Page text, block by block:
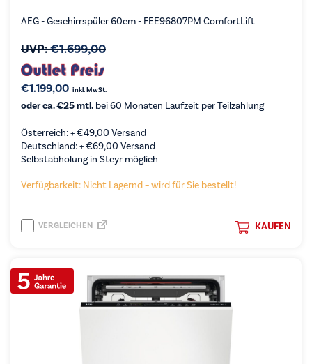
AEG - Geschirrspüler 60cm - FEE96807PM ComfortLift
UVP:€1.699,00
€1.199,00 inkl. MwSt.
oder ca. €25 mtl. bei 60 Monaten Laufzeit per Teilzahlung
Österreich: +€49,00 Versand
Deutschland: +€69,00 Versand
Selbstabholung in Steyr möglich
Verfügbarkeit: Nicht Lagernd – wird für Sie bestellt!
KAUFEN
VERGLEICHEN